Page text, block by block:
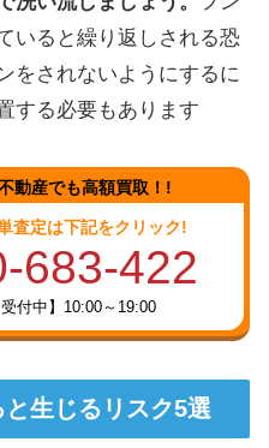
いると繰り返しされる恐
をされないようにするに
する必要もあります
動産でも高額買取！!
査定は下記をクリック!
683-422
受付中】10:00～19:00
生じるリスク5選